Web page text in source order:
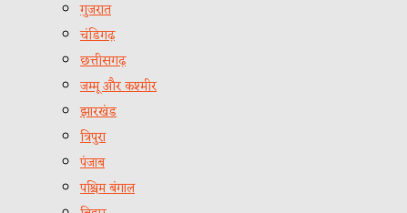
गुजरात
चंडिगढ़
छत्तीसगढ़
जम्मू और कश्मीर
झारखंड
त्रिपुरा
पंजाब
पश्चिम बंगाल